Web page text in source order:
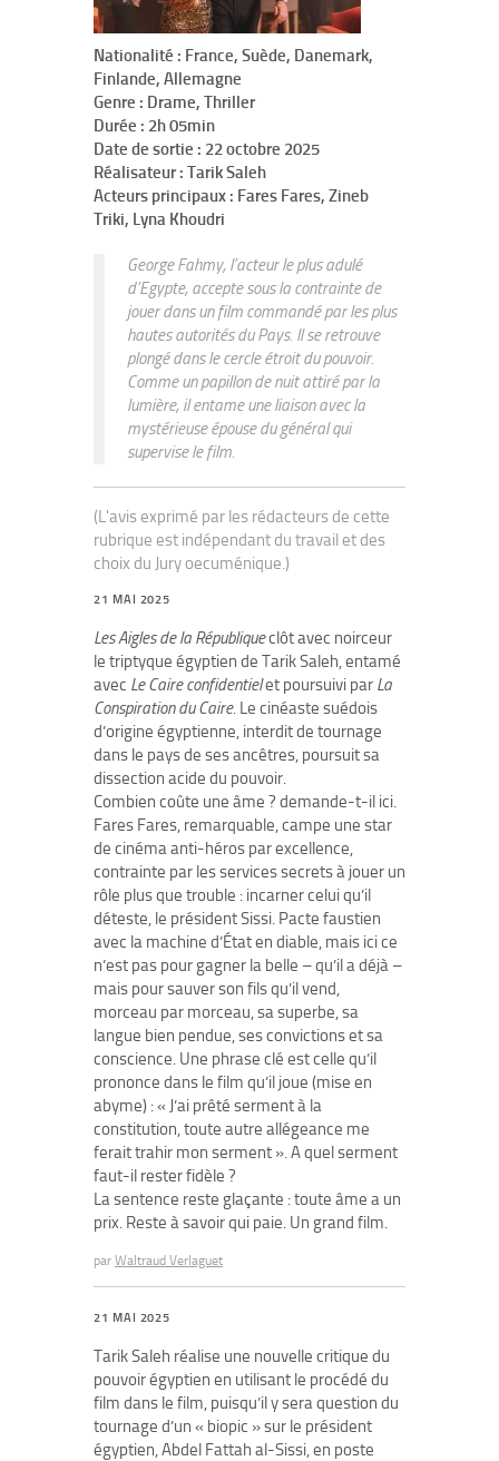
Nationalité : France, Suède, Danemark,
Finlande, Allemagne
Genre : Drame, Thriller
Durée : 2h 05min
Date de sortie : 22 octobre 2025
Réalisateur : Tarik Saleh
Acteurs principaux : Fares Fares, Zineb
Triki, Lyna Khoudri
George Fahmy, l’acteur le plus adulé
d’Egypte, accepte sous la contrainte de
jouer dans un film commandé par les plus
hautes autorités du Pays. Il se retrouve
plongé dans le cercle étroit du pouvoir.
Comme un papillon de nuit attiré par la
lumière, il entame une liaison avec la
mystérieuse épouse du général qui
supervise le film.
(L'avis exprimé par les rédacteurs de cette
rubrique est indépendant du travail et des
choix du Jury oecuménique.)
21 MAI 2025
Les Aigles de la Républiqueclôt avec noirceur
le triptyque égyptien de Tarik Saleh, entamé
avec Le Caire confidentielet poursuivi par La
Conspiration du Caire. Le cinéaste suédois
d’origine égyptienne, interdit de tournage
dans le pays de ses ancêtres, poursuit sa
dissection acide du pouvoir.
Combien coûte une âme ? demande-t-il ici.
Fares Fares, remarquable, campe une star
de cinéma anti-héros par excellence,
contrainte par les services secrets à jouer un
rôle plus que trouble : incarner celui qu’il
déteste, le président Sissi. Pacte faustien
avec la machine d’État en diable, mais ici ce
n’est pas pour gagner la belle – qu’il a déjà –
mais pour sauver son fils qu’il vend,
morceau par morceau, sa superbe, sa
langue bien pendue, ses convictions et sa
conscience. Une phrase clé est celle qu’il
prononce dans le film qu’il joue (mise en
abyme) : « J’ai prêté serment à la
constitution, toute autre allégeance me
ferait trahir mon serment ». A quel serment
faut-il rester fidèle ?
La sentence reste glaçante : toute âme a un
prix. Reste à savoir qui paie. Un grand film.
par Waltraud Verlaguet
21 MAI 2025
Tarik Saleh réalise une nouvelle critique du
pouvoir égyptien en utilisant le procédé du
film dans le film, puisqu’il y sera question du
tournage d’un « biopic » sur le président
égyptien, Abdel Fattah al-Sissi, en poste